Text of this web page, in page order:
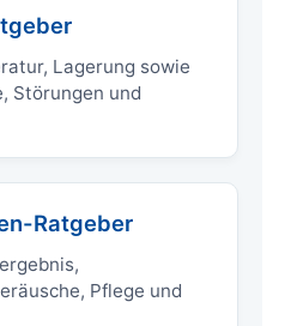
Lagerung sowie
Störungen und
Ratgeber
Pflege und